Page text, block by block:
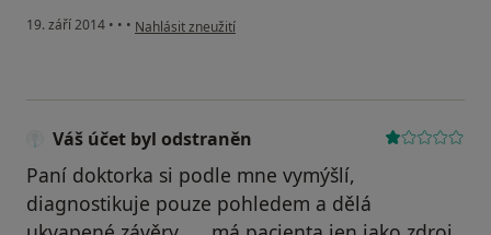
19. září 2014 • • • podle názoru uživatele Váš účet byl odstraněn
Nahlásit zneužití
Váš účet byl odstraněn
Paní doktorka si podle mne vymýšlí,
diagnostikuje pouze pohledem a dělá